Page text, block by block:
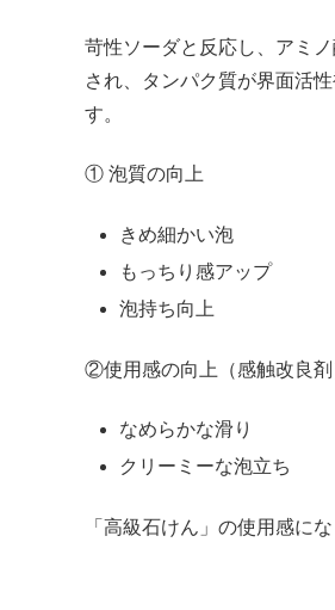
苛性ソーダと反応し、アミ
され、タンパク質が界面活
す。
① 泡質の向上
きめ細かい泡
もっちり感アップ
泡持ち向上
②使用感の向上（感触改良剤
なめらかな滑り
クリーミーな泡立ち
「高級石けん」の使用感にな